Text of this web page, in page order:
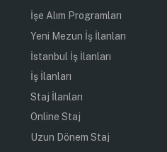
İşe Alım Programları
Yeni Mezun İş İlanları
İstanbul İş İlanları
İş İlanları
Staj İlanları
Online Staj
Uzun Dönem Staj